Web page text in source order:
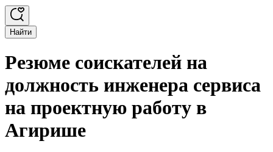
Найти
Резюме соискателей на
должность инженера сервиса
на проектную работу в
Агирише